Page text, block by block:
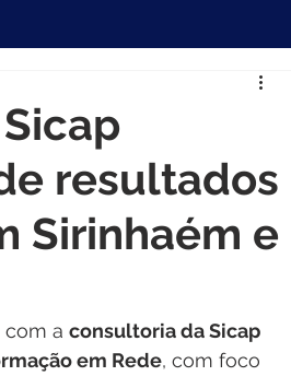
resultados
Sirinhaém e
com a consultoria da Sicap
em Rede, com foco